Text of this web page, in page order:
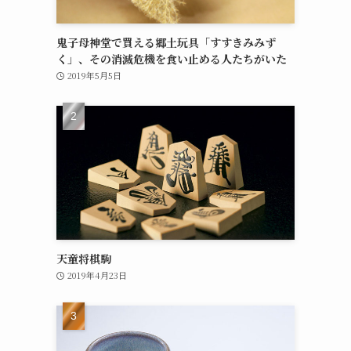
鬼子母神堂で買える郷土玩具「すすきみみず
く」、その消滅危機を食い止める人たちがいた
2019年5月5日
天童将棋駒
2019年4月23日